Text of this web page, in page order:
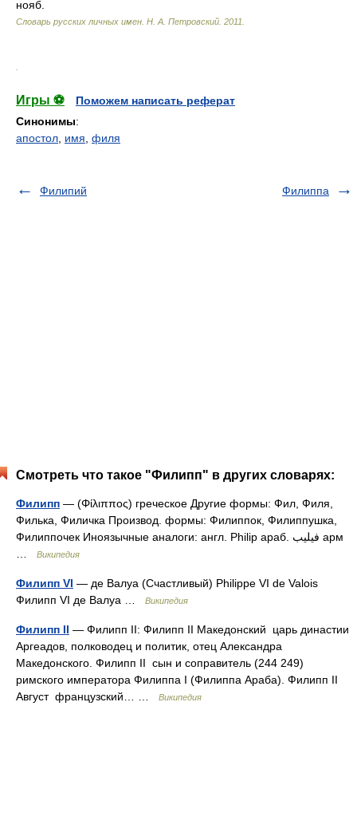
нояб.
Словарь русских личных имен Н. А. Петровский 2011
Игры ⚽
Поможем написать реферат
Синонимы:
апостол имя филя
Филипий Филиппа
Смотреть что такое "Филипп" в других словарях:
Филипп — (Φίλιππος) греческое Другие формы: Фил, Филя,
Филька, Филичка Производ. формы: Филиппок, Филиппушка,
Филиппочек Иноязычные аналоги: англ. Philip араб. فيليب‎‎ арм
Википедия
Филипп VI — де Валуа (Счастливый) Philippe VI de Valois
Филипп VI де Валуа …
Википедия
Филипп II — Филипп II: Филипп II Македонский царь династии
Аргеадов, полководец и политик, отец Александра
Македонского. Филипп II сын и соправитель (244 249)
римского императора Филиппа I (Филиппа Араба). Филипп II
Август французский… …
Википедия